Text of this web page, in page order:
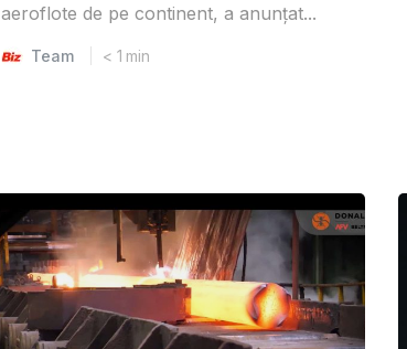
aeroflote de pe continent, a anunțat...
Team < 1 min